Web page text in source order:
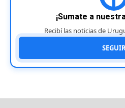
¡Sumate a
Recibí las noticias de